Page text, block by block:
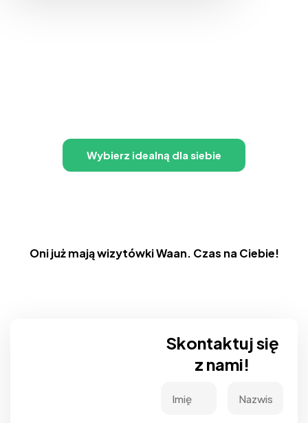
Wybierz idealną dla siebie
Oni już mają wizytówki Waan. Czas na Ciebie!
Skontaktuj się
z nami!